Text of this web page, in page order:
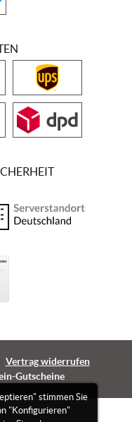
stimmen Sie
"Konfigurieren"
Vertrag widerrufen
Gutscheine